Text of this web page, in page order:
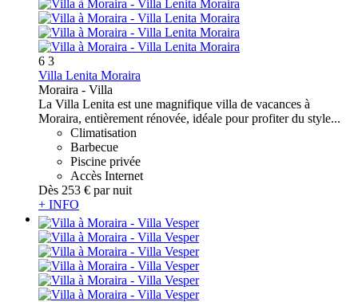
6 3
Villa Lenita Moraira
Moraira - Villa
La Villa Lenita est une magnifique villa de vacances à
Moraira, entièrement rénovée, idéale pour profiter du style...
Climatisation
Barbecue
Piscine privée
Accès Internet
Dès 253 € par nuit
+ INFO